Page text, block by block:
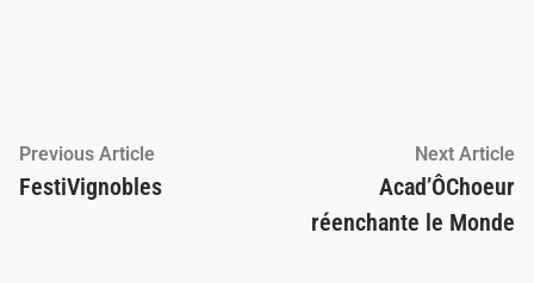
Navigation
de
Previous Article
article:
FestiVignobles
Next Article
Acad’ÔChoeur
réenchante le Monde